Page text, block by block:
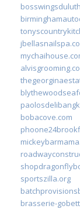
bobacove.com
sportszilla.org
brasserie-